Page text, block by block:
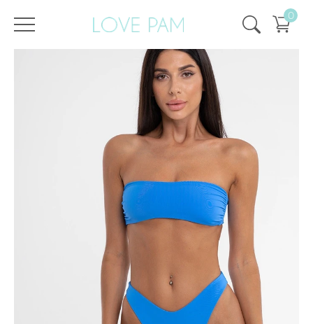
0
Wszystko ,Góra i dół,Monroe,Szczyt, EKOLOGICZNY GÓRA Monroe Sky Blue